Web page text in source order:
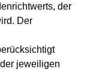
der
Der
jeweiligen